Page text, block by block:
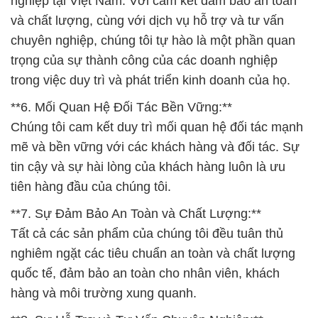
và chất lượng, cùng với dịch vụ hỗ trợ và tư vấn
chuyên nghiệp, chúng tôi tự hào là một phần quan
trọng của sự thành công của các doanh nghiệp
trong việc duy trì và phát triển kinh doanh của họ.
**6. Mối Quan Hệ Đối Tác Bền Vững:**
Chúng tôi cam kết duy trì mối quan hệ đối tác mạnh
mẽ và bền vững với các khách hàng và đối tác. Sự
tin cậy và sự hài lòng của khách hàng luôn là ưu
tiên hàng đầu của chúng tôi.
**7. Sự Đảm Bảo An Toàn và Chất Lượng:**
Tất cả các sản phẩm của chúng tôi đều tuân thủ
nghiêm ngặt các tiêu chuẩn an toàn và chất lượng
quốc tế, đảm bảo an toàn cho nhân viên, khách
hàng và môi trường xung quanh.